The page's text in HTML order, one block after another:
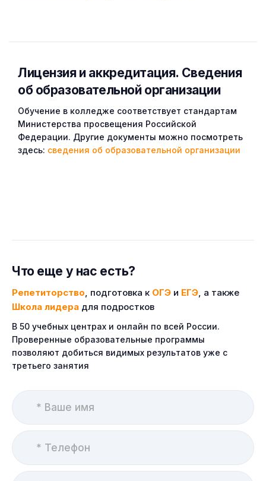
Лицензия и аккредитация. Cведения
об образовательной организации
Обучение в колледже соответствует стандартам
Министерства просвещения Российской
Федерации. Другие документы можно посмотреть
здесь: сведения об образовательной организации
Что еще у нас есть?
Репетиторство, подготовка к ОГЭ и ЕГЭ, а также
Школа лидера для подростков
В 50 учебных центрах и онлайн по всей России.
Проверенные образовательные программы
позволяют добиться видимых результатов уже с
третьего занятия